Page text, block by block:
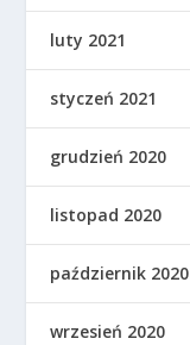
luty 2021
styczeń 2021
grudzień 2020
listopad 2020
październik 2020
wrzesień 2020